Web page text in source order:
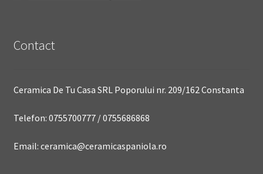
Contact
Ceramica De Tu Casa SRL Poporului nr. 209/162 Constanta
Telefon: 0755700777 / 0755686868
Email: ceramica@ceramicaspaniola.ro